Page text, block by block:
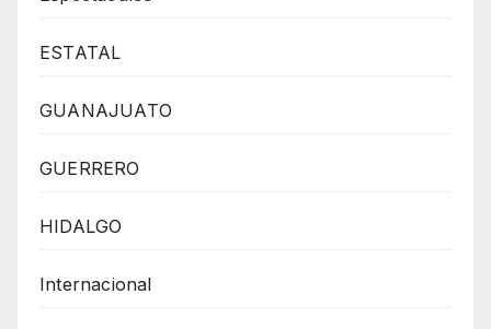
ESTATAL
GUANAJUATO
GUERRERO
HIDALGO
Internacional